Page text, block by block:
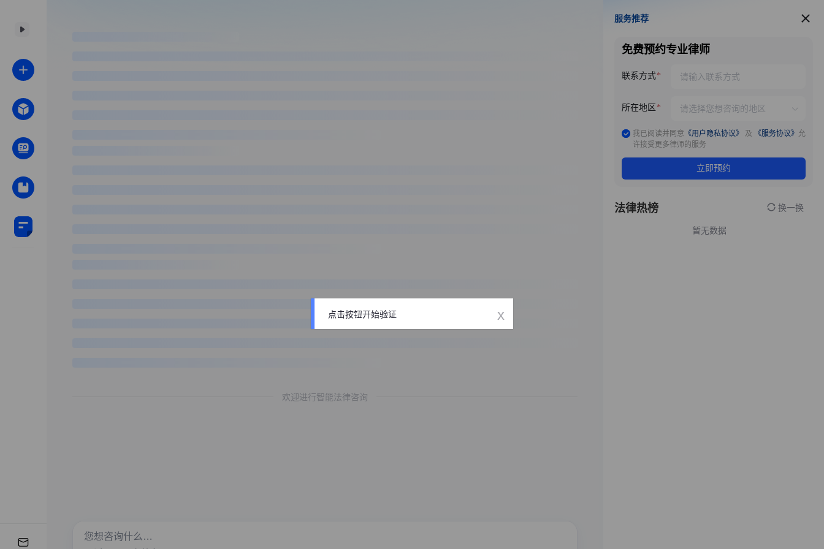
欢迎进行智能法律咨询
服务推荐
服务推荐
免费预约专业律师
联系方式
所在地区
我已阅读并同意 《用户隐私协议》 及 《服务协议》 允
许接受更多律师的服务
立即预约
法律热榜 换一换
暂无数据
点击按钮开始验证 x